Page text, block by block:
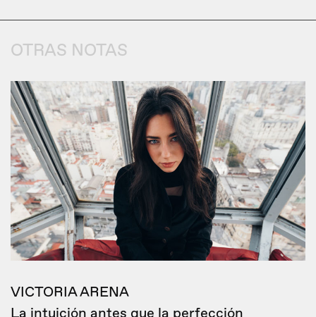
OTRAS NOTAS
VICTORIA ARENA
La intuición antes que la perfección